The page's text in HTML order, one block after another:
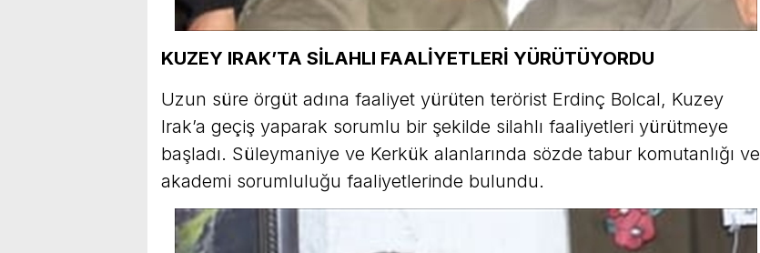
KUZEY IRAK’TA SİLAHLI FAALİYETLERİ YÜRÜTÜYORDU
Uzun süre örgüt adına faaliyet yürüten terörist Erdinç Bolcal, Kuzey
Irak’a geçiş yaparak sorumlu bir şekilde silahlı faaliyetleri yürütmeye
başladı. Süleymaniye ve Kerkük alanlarında sözde tabur komutanlığı ve
akademi sorumluluğu faaliyetlerinde bulundu.